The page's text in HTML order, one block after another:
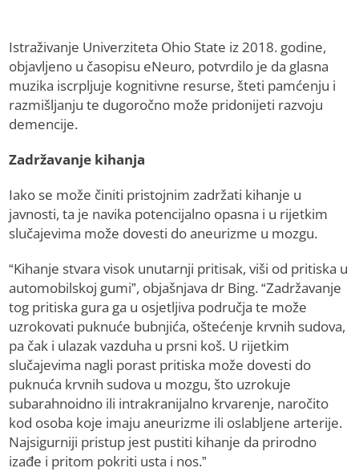
Istraživanje Univerziteta Ohio State iz 2018. godine,
objavljeno u časopisu eNeuro, potvrdilo je da glasna
muzika iscrpljuje kognitivne resurse, šteti pamćenju i
razmišljanju te dugoročno može pridonijeti razvoju
demencije.
Zadržavanje kihanja
Iako se može činiti pristojnim zadržati kihanje u
javnosti, ta je navika potencijalno opasna i u rijetkim
slučajevima može dovesti do aneurizme u mozgu.
“Kihanje stvara visok unutarnji pritisak, viši od pritiska u
automobilskoj gumi”, objašnjava dr Bing. “Zadržavanje
tog pritiska gura ga u osjetljiva područja te može
uzrokovati puknuće bubnjića, oštećenje krvnih sudova,
pa čak i ulazak vazduha u prsni koš. U rijetkim
slučajevima nagli porast pritiska može dovesti do
puknuća krvnih sudova u mozgu, što uzrokuje
subarahnoidno ili intrakranijalno krvarenje, naročito
kod osoba koje imaju aneurizme ili oslabljene arterije.
Najsigurniji pristup jest pustiti kihanje da prirodno
izađe i pritom pokriti usta i nos.”